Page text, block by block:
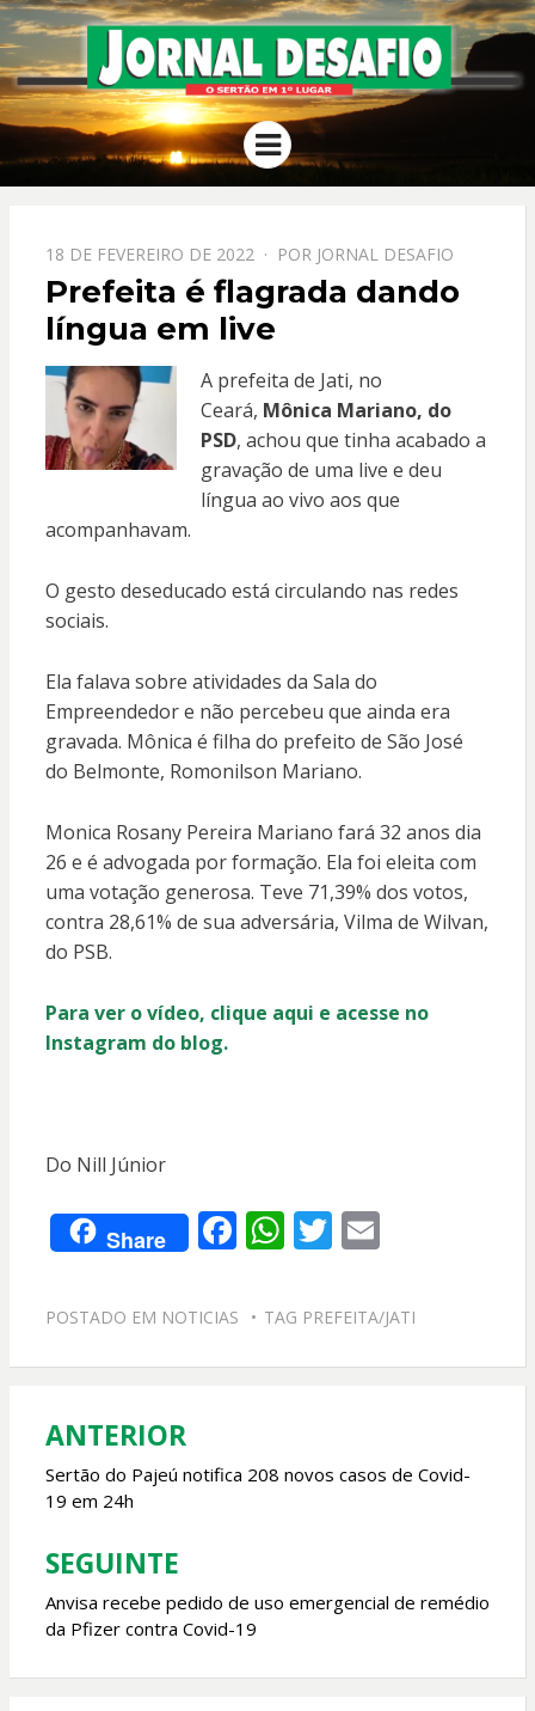
JORNAL
DESAFIO
O Sertão em 1º Lugar
Menu
PPOSTADO
EM
18 DE FEVEREIRO DE 2022 POR JORNAL DESAFIO
Prefeita é flagrada dando
língua em live
A prefeita de Jati, no
Ceará, Mônica Mariano, do
PSD, achou que tinha acabado a
gravação de uma live e deu
língua ao vivo aos que
acompanhavam.
O gesto deseducado está circulando nas redes
sociais.
Ela falava sobre atividades da Sala do
Empreendedor e não percebeu que ainda era
gravada. Mônica é filha do prefeito de São José
do Belmonte, Romonilson Mariano.
Monica Rosany Pereira Mariano fará 32 anos dia
26 e é advogada por formação. Ela foi eleita com
uma votação generosa. Teve 71,39% dos votos,
contra 28,61% de sua adversária, Vilma de Wilvan,
do PSB.
Para ver o vídeo, clique aqui e acesse no
Instagram do blog.
Do Nill Júnior
Share F
e
o
k
W
at
A
p
T
itt
E
ai
l
POSTADO EM NOTICIAS TAG PREFEITA/JATI
Navegação
de
Post
ANTERIOR
Sertão do Pajeú notifica 208 novos casos de Covid-
19 em 24h
SEGUINTE
Anvisa recebe pedido de uso emergencial de remédio
da Pfizer contra Covid-19